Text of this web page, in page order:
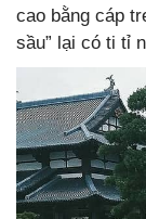
cao bằng cáp
sầu” lại có ti tỉ